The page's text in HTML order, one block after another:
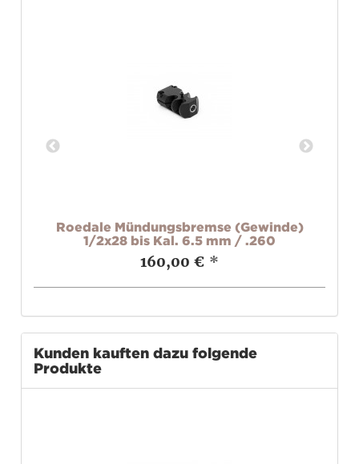
Roedale Mündungsbremse (Gewinde)
1/2x28 bis Kal. 6.5 mm / .260
160,00 € *
Kunden kauften dazu folgende
Produkte